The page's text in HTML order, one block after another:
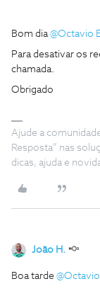
Bom dia@Octavio
Para desativar os
chamada.
Obrigado
Ajude a
Resposta” nas
dicas, ajuda e
João H.
Boa tarde